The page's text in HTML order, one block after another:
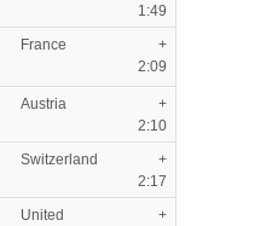
1:49
France
+
2:09
Austria
+
2:10
Switzerland
+
2:17
United
+